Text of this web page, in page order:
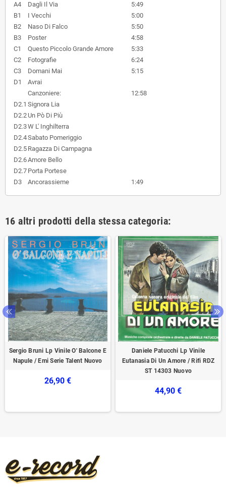
A4
Dagli Il Via
5:49
B1
I Vecchi
5:00
B2
Naso Di Falco
5:50
B3
Poster
4:58
C1
Questo Piccolo Grande Amore
5:33
C2
Fotografie
6:24
C3
Domani Mai
5:15
D1
Avrai
Canzoniere:
12:58
D2.1 Signora Lia
D2.2 Un Pò Di Più
D2.3W L' Inghilterra
D2.4Sabato Pomeriggio
D2.5 Ragazza Di Campagna
D2.6Amore Bello
D2.7 Porta Portese
D3
Ancorassieme 1:49
16 altri prodotti della stessa categoria:
Sergio Bruni Lp Vinile O' Balcone E
Napule / Emi Serie Talent Nuovo
26,90 €
Daniele Patucchi Lp Vinile
Eutanasia Di Un Amore / Rifi ‎RDZ
ST 14303 Nuovo
44,90 €